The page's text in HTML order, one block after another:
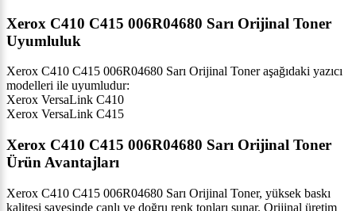
Xerox C410 C415 006R04680 Sarı Orijinal Toner
Uyumluluk
Xerox C410 C415 006R04680 Sarı Orijinal Toner aşağıdaki yazıcı
modelleri ile uyumludur:
Xerox VersaLink C410
Xerox VersaLink C415
Xerox C410 C415 006R04680 Sarı Orijinal Toner
Ürün Avantajları
Xerox C410 C415 006R04680 Sarı Orijinal Toner, yüksek baskı
kalitesi sayesinde canlı ve doğru renk tonları sunar. Orijinal üretim